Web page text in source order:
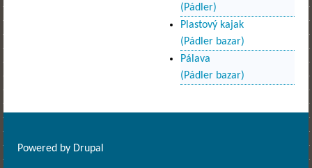
(Pádler)
Plastový kajak
(Pádler bazar)
Pálava
(Pádler bazar)
Powered by Drupal